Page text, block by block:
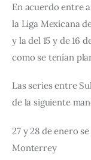
En acuerdo entre
la Liga Mexicana
y la del 15 y de 16
como se tenían
Las series entre
de la siguiente
27 y 28 de enero
Monterrey